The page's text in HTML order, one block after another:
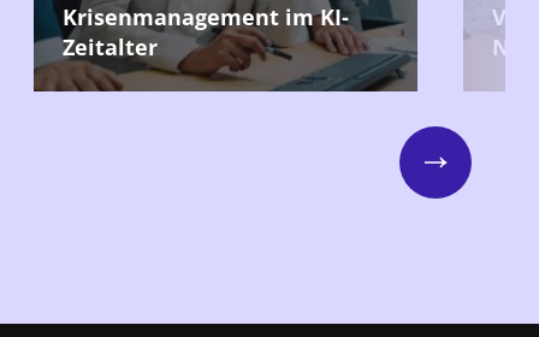
Krisenmanagement im KI-
Zeitalter
Next